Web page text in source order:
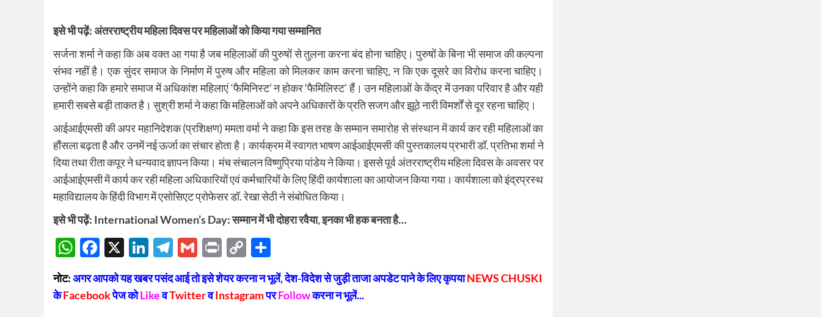
इसे भी पढ़ें:अंतरराष्ट्रीय महिला दिवस पर महिलाओं को किया गया सम्मानित
सर्जना शर्मा ने कहा कि अब वक्त आ गया है जब महिलाओं की पुरुषों से तुलना करना बंद होना चाहिए। पुरुषों के बिना भी समाज की कल्पना
संभव नहीं है। एक सुंदर समाज के निर्माण में पुरुष और महिला को मिलकर काम करना चाहिए, न कि एक दूसरे का विरोध करना चाहिए।
उन्होंने कहा कि हमारे समाज में अधिकांश महिलाएं ‘फैमिनिस्ट’ न होकर ‘फैमिलिस्ट’ हैं। उन महिलाओं के केंद्र में उनका परिवार है और यही
हमारी सबसे बड़ी ताकत है। सुश्री शर्मा ने कहा कि महिलाओं को अपने अधिकारों के प्रति सजग और झूठे नारी विमर्शों से दूर रहना चाहिए।
आईआईएमसी की अपर महानिदेशक (प्रशिक्षण) ममता वर्मा ने कहा कि इस तरह के सम्मान समारोह से संस्थान में कार्य कर रही महिलाओं का
हौंसला बढ़ता है और उनमें नई ऊर्जा का संचार होता है। कार्यक्रम में स्वागत भाषण आईआईएमसी की पुस्तकालय प्रभारी डॉ. प्रतिभा शर्मा ने
दिया तथा रीता कपूर ने धन्यवाद ज्ञापन किया। मंच संचालन विष्णुप्रिया पांडेय ने किया। इससे पूर्व अंतरराष्ट्रीय महिला दिवस के अवसर पर
आईआईएमसी में कार्य कर रही महिला अधिकारियों एवं कर्मचारियों के लिए हिंदी कार्यशाला का आयोजन किया गया। कार्यशाला को इंद्रप्रस्थ
महाविद्यालय के हिंदी विभाग में एसोसिएट प्रोफेसर डॉ. रेखा सेठी ने संबोधित किया।
इसे भी पढ़ें: International Women’s Day: सम्मान में भी दोहरा रवैया, इनका भी हक बनता है…
WhatsApp
Facebook
X LinkedIn
Telegram
GmailPrintCopy
Link
नोट:अगर आपको यह खबर पसंद आई तो इसे शेयर करना न भूलें, देश-विदेश से जुड़ी ताजा अपडेट पाने के लिए कृपयाNEWS CHUSKI
केFacebookपेज कोLikeवTwitterवInstagramपरFollowकरना न भूलें...